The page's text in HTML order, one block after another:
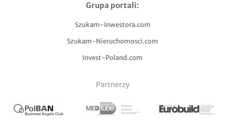
Grupa portali:
Szukam-Inwestora.com
Szukam-Nieruchomosci.com
Invest-Poland.com
Partnerzy